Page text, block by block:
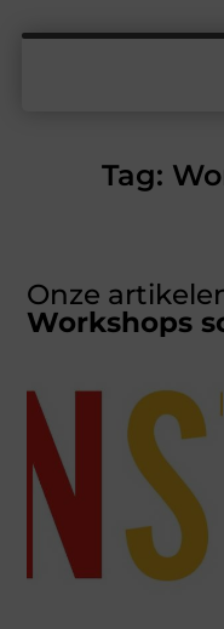
Tag:
Onze
Workshops